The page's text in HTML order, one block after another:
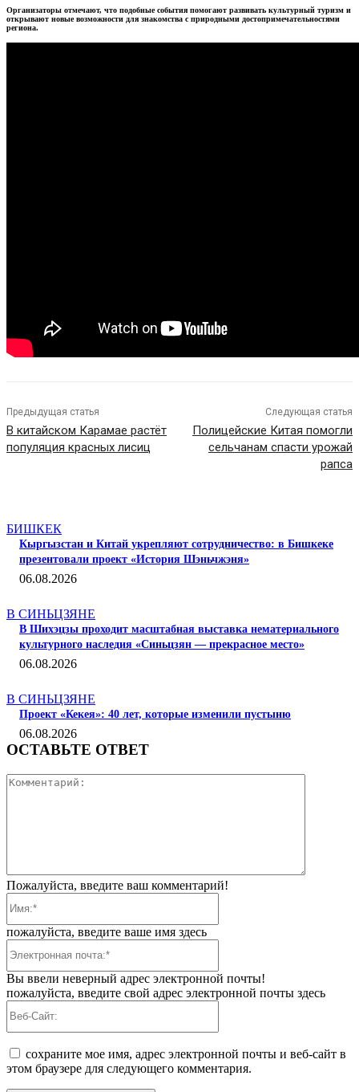
Организаторы отмечают, что подобные события помогают развивать культурный туризм и
открывают новые возможности для знакомства с природными достопримечательностями
региона.
Предыдущая статья
В китайском Карамае растёт
популяция красных лисиц
Следующая статья
Полицейские Китая помогли
сельчанам спасти урожай
рапса
БИШКЕК
Кыргызстан и Китай укрепляют сотрудничество: в Бишкеке
презентовали проект «История Шэньчжэня»
06.08.2026
В СИНЬЦЗЯНЕ
В Шихэцзы проходит масштабная выставка нематериального
культурного наследия «Синьцзян — прекрасное место»
06.08.2026
В СИНЬЦЗЯНЕ
Проект «Кекея»: 40 лет, которые изменили пустыню
06.08.2026
ОСТАВЬТЕ ОТВЕТ
Пожалуйста, введите ваш комментарий!
пожалуйста, введите ваше имя здесь
Вы ввели неверный адрес электронной почты!
пожалуйста, введите свой адрес электронной почты здесь
сохраните мое имя, адрес электронной почты и веб-сайт в
этом браузере для следующего комментария.